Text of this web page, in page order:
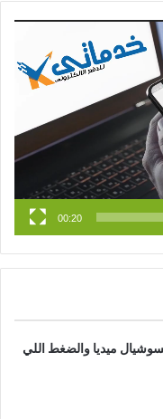
00:20
ميديا والضغط اللي